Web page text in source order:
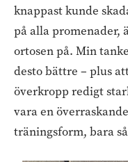
knappast kunde
på alla promenader,
ortosen på. Min
desto bättre – plus
överkropp redigt
vara en
träningsform, bara